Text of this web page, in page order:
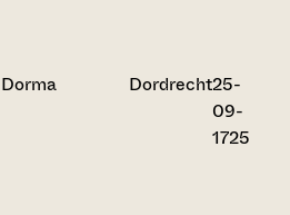
Dorma Dordrecht25-
09-
1725